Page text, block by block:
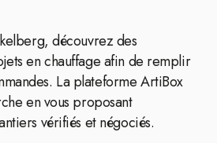
découvrez des
en chauffage afin de remplir
La plateforme ArtiBox
en vous proposant
vérifiés et négociés.